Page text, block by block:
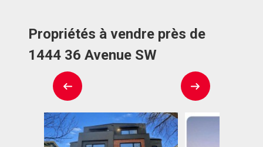
Propriétés à vendre près de
1444 36 Avenue SW